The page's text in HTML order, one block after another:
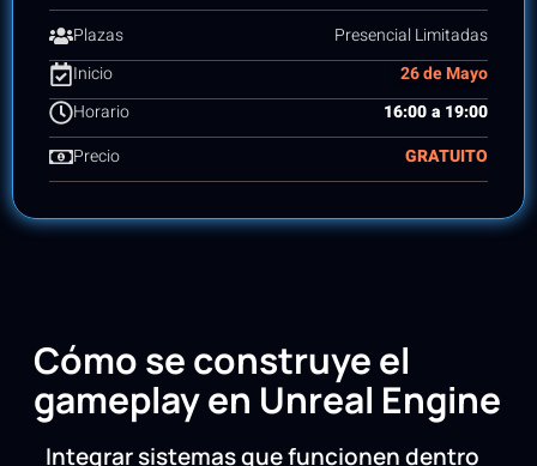
Plazas
Presencial Limitadas
Inicio
26 de Mayo
Horario
16:00 a 19:00
Precio
GRATUITO
Cómo se construye el
gameplay en Unreal Engine
Integrar sistemas que funcionen dentro